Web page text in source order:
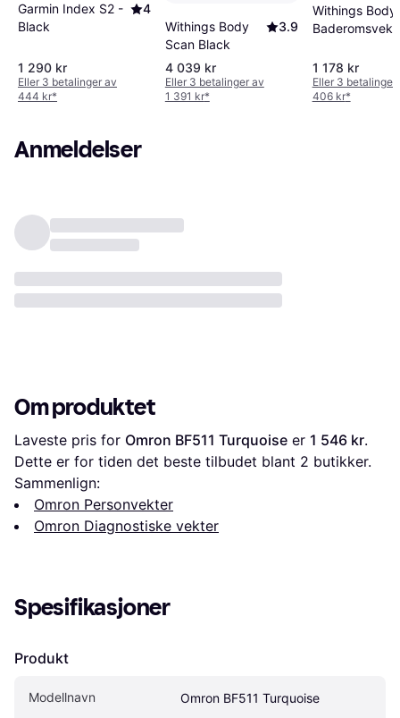
Garmin Index S2 -
Black
4
1 290 kr
Eller 3 betalinger av
444 kr*
Withings Body
Scan Black
3.9
4 039 kr
Eller 3 betalinger av
1 391 kr*
Withings Body
Baderomsvekt
1 178 kr
Eller 3 betalinger
406 kr*
Anmeldelser
Om produktet
Laveste pris for Omron BF511 Turquoise er 1 546 kr.
Dette er for tiden det beste tilbudet blant 2 butikker.
Sammenlign:
Omron Personvekter
Omron Diagnostiske vekter
Spesifikasjoner
Produkt
Modellnavn Omron BF511 Turquoise